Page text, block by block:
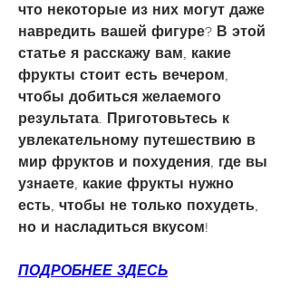
что некоторые из них могут даже
навредить вашей фигуре? В этой
статье я расскажу вам, какие
фрукты стоит есть вечером,
чтобы добиться желаемого
результата. Приготовьтесь к
увлекательному путешествию в
мир фруктов и похудения, где вы
узнаете, какие фрукты нужно
есть, чтобы не только похудеть,
но и насладиться вкусом!
ПОДРОБНЕЕ ЗДЕСЬ